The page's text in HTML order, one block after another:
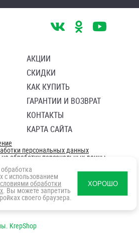
АКЦИИ
СКИДКИ
КАК КУПИТЬ
ГАРАНТИИ И ВОЗВРАТ
КОНТАКТЫ
КАРТА САЙТА
персональных данных
на обработку персональных данны
KrepShop
с использованием
обработки
. Вы можете запретить
своего браузера.
ХОРОШО